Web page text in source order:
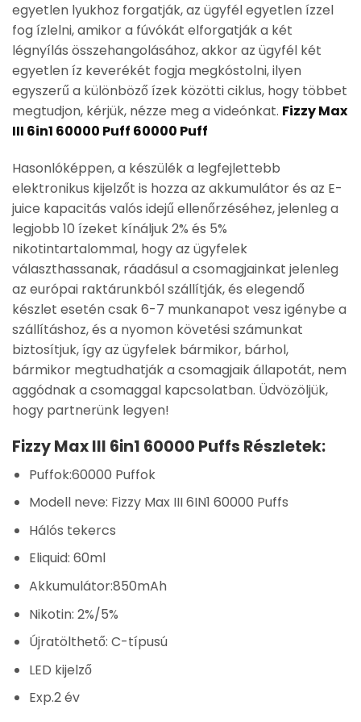
egyetlen lyukhoz forgatják, az ügyfél egyetlen ízzel
fog ízlelni, amikor a fúvókát elforgatják a két
légnyílás összehangolásához, akkor az ügyfél két
egyetlen íz keverékét fogja megkóstolni, ilyen
egyszerű a különböző ízek közötti ciklus, hogy többet
megtudjon, kérjük, nézze meg a videónkat. Fizzy Max
III 6in1 60000 Puff 60000 Puff
Hasonlóképpen, a készülék a legfejlettebb
elektronikus kijelzőt is hozza az akkumulátor és az E-
juice kapacitás valós idejű ellenőrzéséhez, jelenleg a
legjobb 10 ízeket kínáljuk 2% és 5%
nikotintartalommal, hogy az ügyfelek
választhassanak, ráadásul a csomagjainkat jelenleg
az európai raktárunkból szállítják, és elegendő
készlet esetén csak 6-7 munkanapot vesz igénybe a
szállításhoz, és a nyomon követési számunkat
biztosítjuk, így az ügyfelek bármikor, bárhol,
bármikor megtudhatják a csomagjaik állapotát, nem
aggódnak a csomaggal kapcsolatban. Üdvözöljük,
hogy partnerünk legyen!
Fizzy Max III 6in1 60000 Puffs Részletek:
Puffok:60000 Puffok
Modell neve: Fizzy Max III 6IN1 60000 Puffs
Hálós tekercs
Eliquid: 60ml
Akkumulátor:850mAh
Nikotin: 2%/5%
Újratölthető: C-típusú
LED kijelző
Exp.2 év